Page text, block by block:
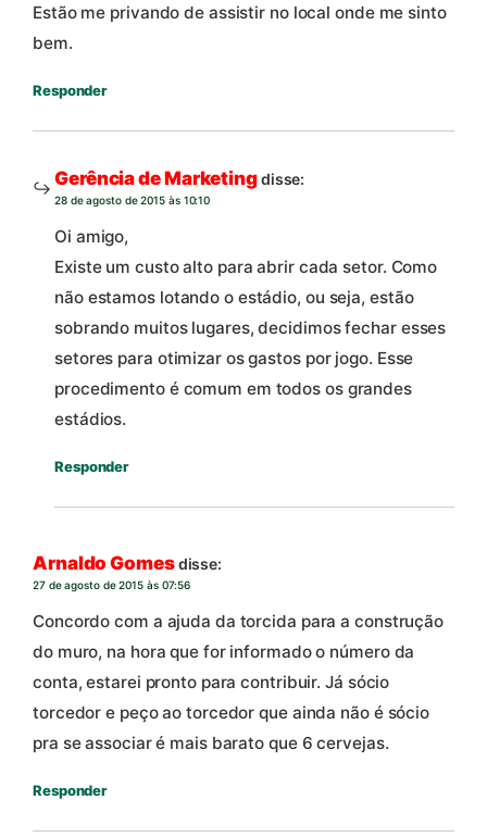
Estão me privando de assistir no local onde me sinto
bem.
Responder
Gerência de Marketingdisse:
28 de agosto de 2015 às 10:10
Oi amigo,
Existe um custo alto para abrir cada setor. Como
não estamos lotando o estádio, ou seja, estão
sobrando muitos lugares, decidimos fechar esses
setores para otimizar os gastos por jogo. Esse
procedimento é comum em todos os grandes
estádios.
Responder
Arnaldo Gomesdisse:
27 de agosto de 2015 às 07:56
Concordo com a ajuda da torcida para a construção
do muro, na hora que for informado o número da
conta, estarei pronto para contribuir. Já sócio
torcedor e peço ao torcedor que ainda não é sócio
pra se associar é mais barato que 6 cervejas.
Responder